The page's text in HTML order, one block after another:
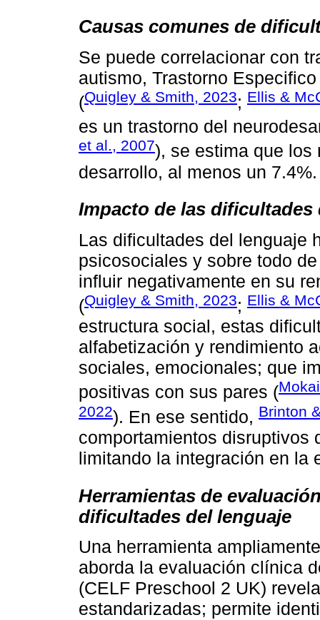
Causas comunes de
Se puede correlacionar con
autismo, Trastorno
(Quigley & Smith, 2023; Ellis &
es un trastorno del
et al., 2007), se estima que los
desarrollo, al menos un 7.4%.
Impacto de las
Las dificultades del lenguaje
psicosociales y sobre todo
influir negativamente en su
(Quigley & Smith, 2023; Ellis &
estructura social, estas
alfabetización y rendimiento
sociales, emocionales; que
positivas con sus pares (
2022). En ese sentido, Brinton
comportamientos disruptivos
limitando la integración en la
Herramientas de
dificultades del lenguaje
Una herramienta
aborda la evaluación clínica
(CELF Preschool 2 UK)
estandarizadas; permite